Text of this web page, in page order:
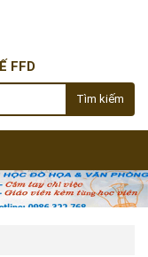
FFD
Tìm kiếm